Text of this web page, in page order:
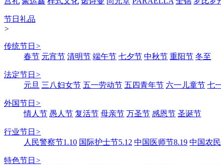
节日礼品
>
传统节日 >
春节 元宵节 清明节 端午节 七夕节 中秋节 重阳节 冬至
法定节日 >
元旦 三八妇女节 五一劳动节 五四青年节 六一儿童节 七
外国节日 >
情人节 愚人节 复活节 母亲节 万圣节 感恩节 圣诞节
行业节日 >
人民警察节1.10 国际护士节5.12 中国医师节8.19 中国农
特色节日 >